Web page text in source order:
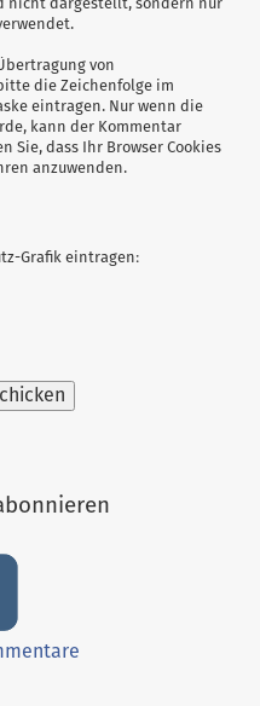
nicht dargestellt, sondern nur
von
die Zeichenfolge im
eintragen. Nur wenn die
kann der Kommentar
Sie, dass Ihr Browser Cookies
anzuwenden.
Grafik eintragen: